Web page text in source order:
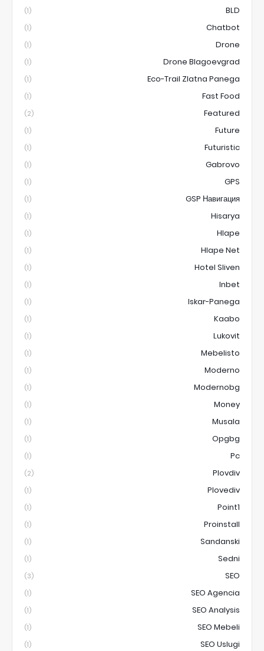
BLD
(1)
Chatbot
(1)
Drone
(1)
Drone Blagoevgrad
(1)
Eco-Trail Zlatna Panega
(1)
Fast Food
(1)
Featured
(2)
Future
(1)
Futuristic
(1)
Gabrovo
(1)
GPS
(1)
GSP Навигация
(1)
Hisarya
(1)
Hlape
(1)
Hlape Net
(1)
Hotel Sliven
(1)
Inbet
(1)
Iskar-Panega
(1)
Kaabo
(1)
Lukovit
(1)
Mebelisto
(1)
Moderno
(1)
Modernobg
(1)
Money
(1)
Musala
(1)
Opgbg
(1)
Pc
(1)
Plovdiv
(2)
Plovediv
(1)
Point1
(1)
Proinstall
(1)
Sandanski
(1)
Sedni
(1)
SEO
(3)
SEO Agencia
(1)
SEO Analysis
(1)
SEO Mebeli
(1)
SEO Uslugi
(1)